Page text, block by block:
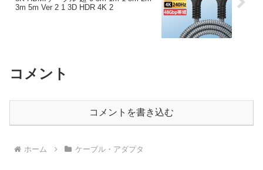
3m 5m Ver 2 1 3D HDR 4K 2
コメント
コメントを書き込む
ホーム ケーブル・アダプタ